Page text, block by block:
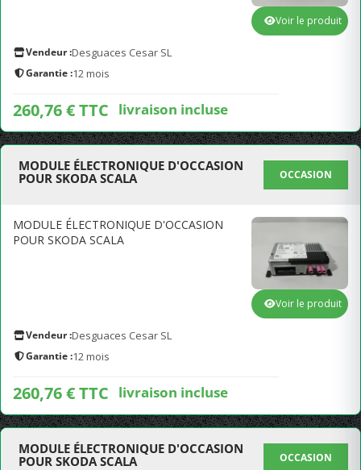
Vendeur :Desguaces Cesar SL
Garantie :12 mois
260,76 € TTC livraison incluse
Voir le produit
MODULE ÉLECTRONIQUE D'OCCASION
POUR SKODA SCALA
OCCASION
MODULE ÉLECTRONIQUE D'OCCASION
POUR SKODA SCALA
Vendeur :Desguaces Cesar SL
Garantie :12 mois
260,76 € TTC livraison incluse
Voir le produit
MODULE ÉLECTRONIQUE D'OCCASION
POUR SKODA SCALA
OCCASION